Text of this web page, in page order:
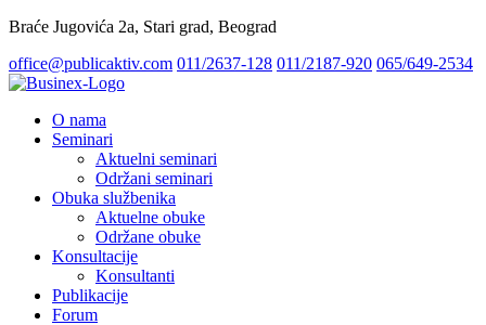
Braće Jugovića 2a, Stari grad, Beograd
office@publicaktiv.com 011/2637-128 011/2187-920 065/649-2534
O nama
Seminari
Aktuelni seminari
Održani seminari
Obuka službenika
Aktuelne obuke
Održane obuke
Konsultacije
Konsultanti
Publikacije
Forum